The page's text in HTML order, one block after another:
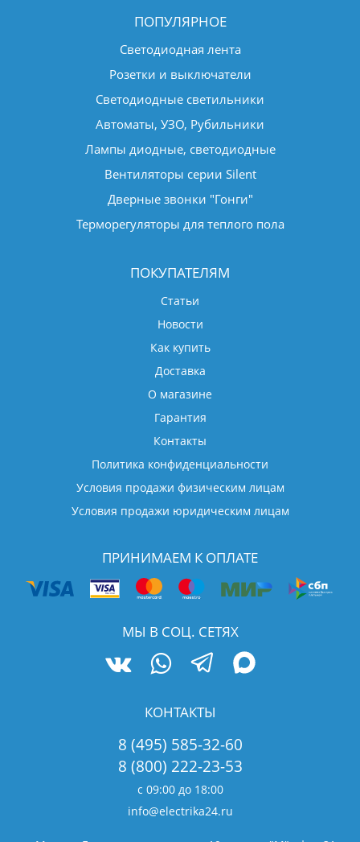
ПОПУЛЯРНОЕ
Светодиодная лента
Розетки и выключатели
Светодиодные светильники
Автоматы, УЗО, Рубильники
Лампы диодные, светодиодные
Вентиляторы серии Silent
Дверные звонки "Гонги"
Терморегуляторы для теплого пола
ПОКУПАТЕЛЯМ
Статьи
Новости
Как купить
Доставка
О магазине
Гарантия
Контакты
Политика конфиденциальности
Условия продажи физическим лицам
Условия продажи юридическим лицам
ПРИНИМАЕМ К ОПЛАТЕ
МЫ В СОЦ. СЕТЯХ
КОНТАКТЫ
8 (495) 585-32-60
8 (800) 222-23-53
с 09:00 до 18:00
info@electrika24.ru